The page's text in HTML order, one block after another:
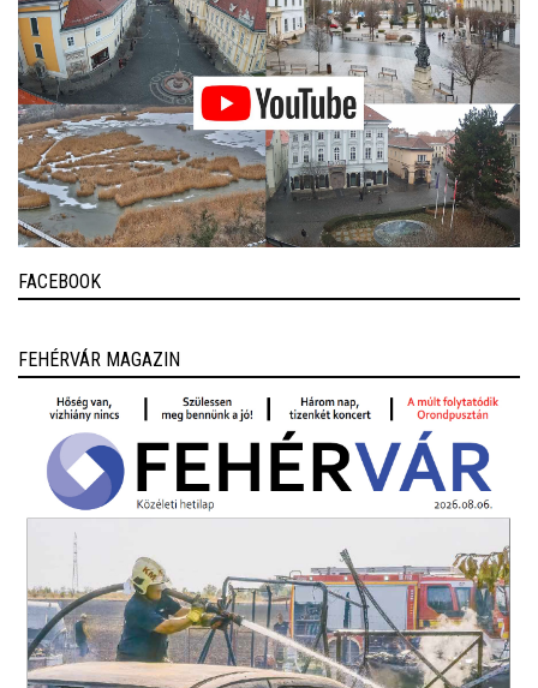
FACEBOOK
FEHÉRVÁR MAGAZIN